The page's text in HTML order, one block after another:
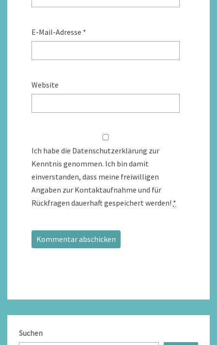
E-Mail-Adresse *
Website
Ich habe die Datenschutzerklärung zur
Kenntnis genommen. Ich bin damit
einverstanden, dass meine freiwilligen
Angaben zur Kontaktaufnahme und für
Rückfragen dauerhaft gespeichert werden! *
Suchen